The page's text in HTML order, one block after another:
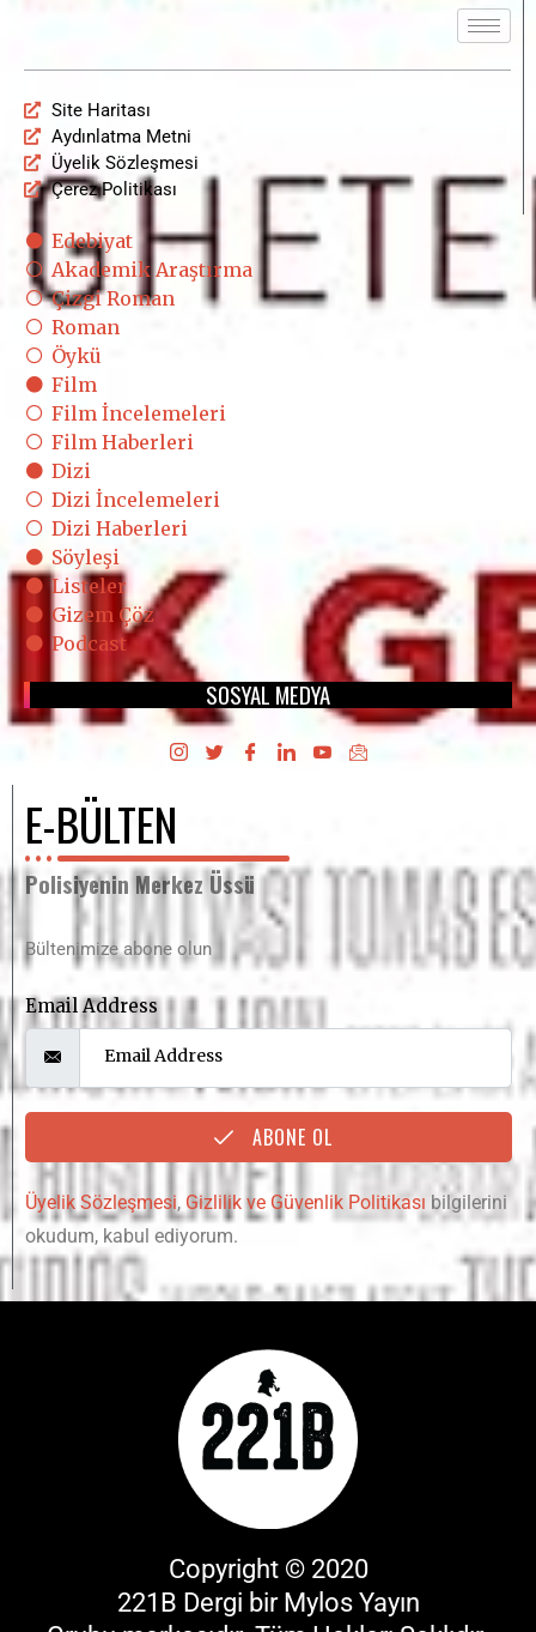
Site Haritası
Aydınlatma Metni
Üyelik Sözleşmesi
Çerez Politikası
Edebiyat
Akademik Araştırma
Çizgi Roman
Roman
Öykü
Film
Film İncelemeleri
Film Haberleri
Dizi
Dizi İncelemeleri
Dizi Haberleri
Söyleşi
Listeler
Gizem Çöz
Podcast
SOSYAL MEDYA
E-BÜLTEN
Polisiyenin Merkez Üssü
Bültenimize abone olun
Email Address
ABONE OL
Üyelik Sözleşmesi, Gizlilik ve Güvenlik Politikası bilgilerini
okudum, kabul ediyorum.
Copyright © 2020
221B Dergi bir Mylos Yayın